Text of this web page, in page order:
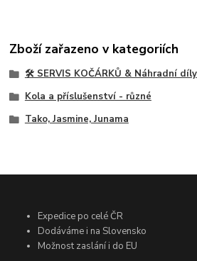
Zboží zařazeno v kategoriích
🛠️ SERVIS KOČÁRKŮ & Náhradní díly
Kola a příslušenství - různé
Tako, Jasmine, Junama
Expedice po celé ČR
Dodáváme i na Slovensko
Možnost zaslání i do EU